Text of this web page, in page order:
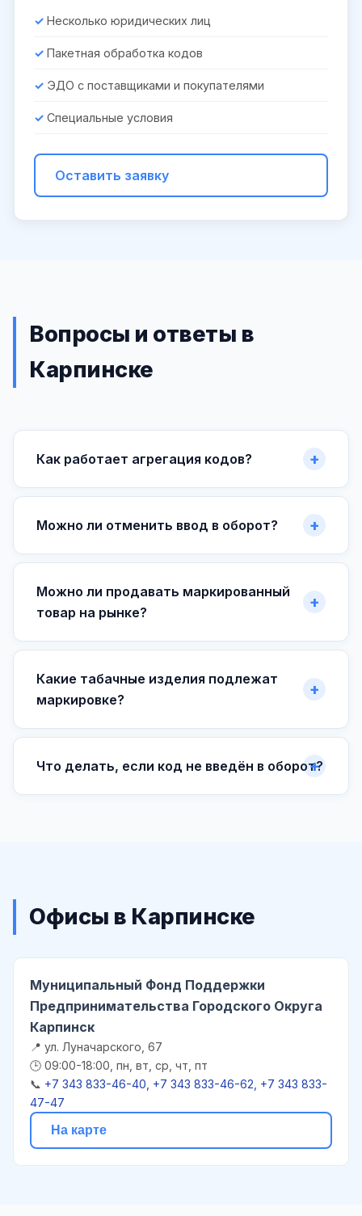
Несколько юридических лиц
Пакетная обработка кодов
ЭДО с поставщиками и покупателями
Специальные условия
Оставить заявку
Вопросы и ответы в
Карпинске
Как работает агрегация кодов?
Можно ли отменить ввод в оборот?
Можно ли продавать маркированный
товар на рынке?
Какие табачные изделия подлежат
маркировке?
Что делать, если код не введён в оборот?
Офисы в Карпинске
Муниципальный Фонд Поддержки
Предпринимательства Городского Округа
Карпинск
📍 ул. Луначарского, 67
🕒 09:00-18:00, пн, вт, ср, чт, пт
📞 +7 343 833-46-40, +7 343 833-46-62, +7 343 833-
47-47
На карте